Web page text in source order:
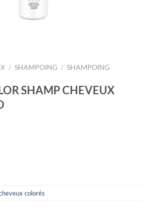
/ SHAMPOING / SHAMPOING
SHAMP CHEVEUX
colorés